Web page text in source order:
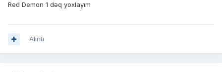
Red Demon 1 dəq yoxlayım
Alıntı